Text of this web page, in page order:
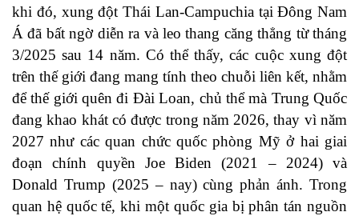
khi đó, xung đột Thái Lan-Campuchia tại Đông Nam
Á đã bất ngờ diễn ra và leo thang căng thẳng từ tháng
3/2025 sau 14 năm. Có thể thấy, các cuộc xung đột
trên thế giới đang mang tính theo chuỗi liên kết, nhằm
để thế giới quên đi Đài Loan, chủ thể mà Trung Quốc
đang khao khát có được trong năm 2026, thay vì năm
2027 như các quan chức quốc phòng Mỹ ở hai giai
đoạn chính quyền Joe Biden (2021 – 2024) và
Donald Trump (2025 – nay) cùng phản ánh. Trong
quan hệ quốc tế, khi một quốc gia bị phân tán nguồn